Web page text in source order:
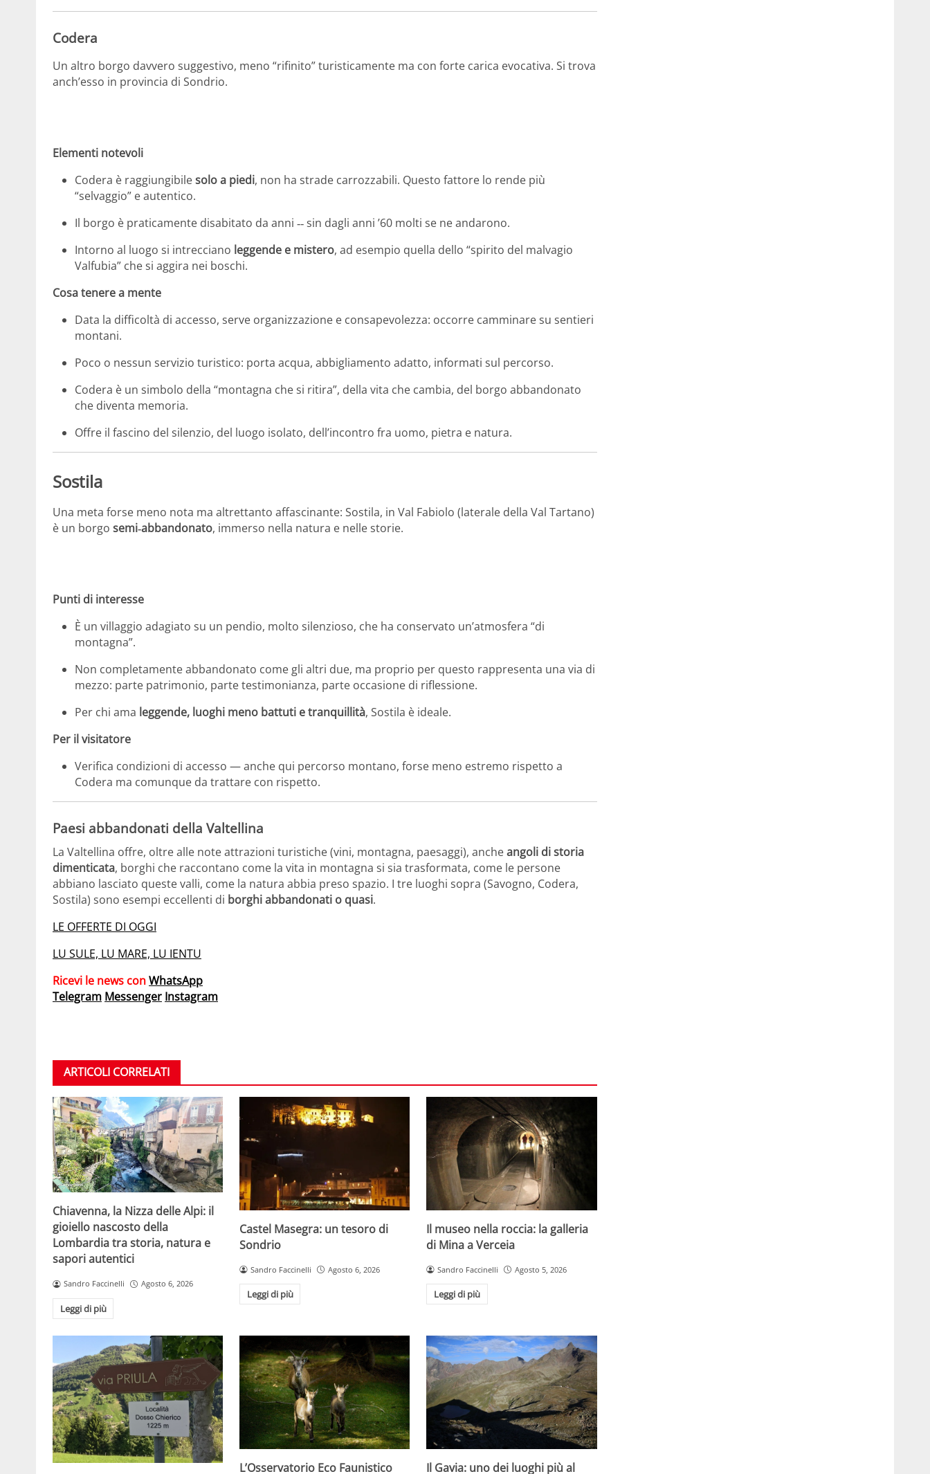
Codera
Un altro borgo davvero suggestivo, meno “rifinito” turisticamente ma con forte carica evocativa. Si trova
anch’esso in provincia di Sondrio.
Elementi notevoli
Codera è raggiungibilesolo a piedi, non ha strade carrozzabili. Questo fattore lo rende più
“selvaggio” e autentico.
Il borgo è praticamente disabitato da anni ‑‐ sin dagli anni ’60 molti se ne andarono.
Intorno al luogo si intrecciano leggende e mistero, ad esempio quella dello “spirito del malvagio
Valfubia” che si aggira nei boschi.
Cosa tenere a mente
Data la difficoltà di accesso, serve organizzazione e consapevolezza: occorre camminare su sentieri
montani.
Poco o nessun servizio turistico: porta acqua, abbigliamento adatto, informati sul percorso.
Codera è un simbolo della “montagna che si ritira”, della vita che cambia, del borgo abbandonato
che diventa memoria.
Offre il fascino del silenzio, del luogo isolato, dell’incontro fra uomo, pietra e natura.
Sostila
Una meta forse meno nota ma altrettanto affascinante: Sostila, in Val Fabiolo (laterale della Val Tartano)
è un borgo semi‑abbandonato, immerso nella natura e nelle storie.
Punti di interesse
È un villaggio adagiato su un pendio, molto silenzioso, che ha conservato un’atmosfera “di
montagna”.
Non completamente abbandonato come gli altri due, ma proprio per questo rappresenta una via di
mezzo: parte patrimonio, parte testimonianza, parte occasione di riflessione.
Per chi ama leggende, luoghi meno battuti e tranquillità, Sostila è ideale.
Per il visitatore
Verifica condizioni di accesso — anche qui percorso montano, forse meno estremo rispetto a
Codera ma comunque da trattare con rispetto.
Paesi abbandonati della Valtellina
La Valtellina offre, oltre alle note attrazioni turistiche (vini, montagna, paesaggi), ancheangoli di storia
dimenticata, borghi che raccontano come la vita in montagna si sia trasformata, come le persone
abbiano lasciato queste valli, come la natura abbia preso spazio. I tre luoghi sopra (Savogno, Codera,
Sostila) sono esempi eccellenti di borghi abbandonati o quasi.
LE OFFERTE DI OGGI
LU SULE, LU MARE, LU IENTU
Ricevi le news conWhatsApp
Telegram Messenger Instagram
ARTICOLI CORRELATI
Chiavenna, la Nizza delle Alpi: il
gioiello nascosto della
Lombardia tra storia, natura e
sapori autentici
Sandro Faccinelli Agosto 6, 2026
Leggi di più
Castel Masegra: un tesoro di
Sondrio
Sandro Faccinelli Agosto 6, 2026
Leggi di più
Il museo nella roccia: la galleria
di Mina a Verceia
Sandro Faccinelli Agosto 5, 2026
Leggi di più
L’Osservatorio Eco Faunistico Il Gavia: uno dei luoghi più al